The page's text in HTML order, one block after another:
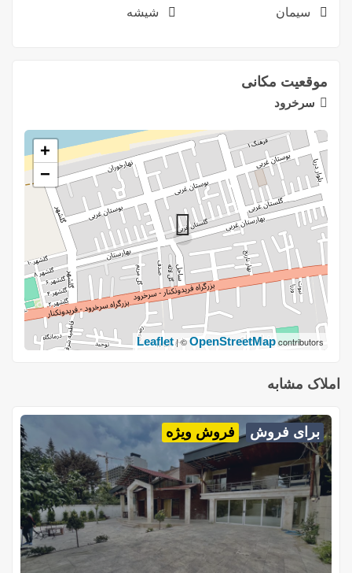
سیمان شیشه
موقعیت مکانی
سرخرود
+
−
Leaflet| ©OpenStreetMapcontributors
املاک مشابه
برای فروش فروش ویژه